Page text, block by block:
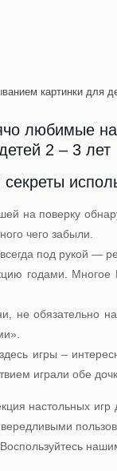
картинки для
любимые
2 – 3 лет
на поверку
чего забыли.
под рукой —
годами.
не обязательно
игры –
играли обе
настольных игр